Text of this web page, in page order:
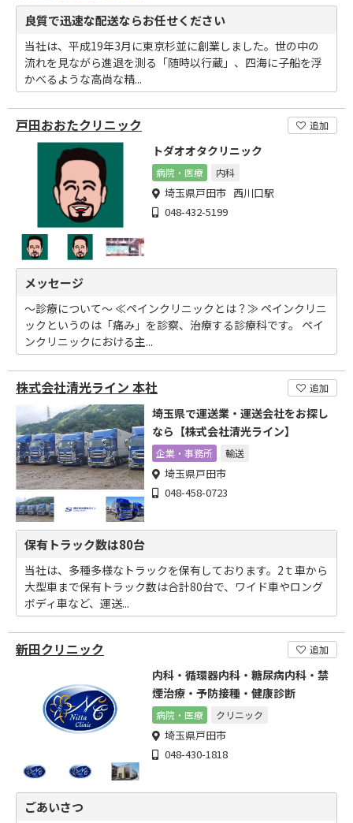
良質で迅速な配送ならお任せください
当社は、平成19年3月に東京杉並に創業しました。世の中の
流れを見ながら進退を測る「随時以行蔵」、四海に子船を浮
かべるような高尚な精...
戸田おおたクリニック 追加
トダオオタクリニック
病院・医療 内科
埼玉県戸田市 西川口駅
048-432-5199
メッセージ
～診療について～ ≪ペインクリニックとは？≫ ペインクリニ
ックというのは「痛み」を診察、治療する診療科です。 ペイ
ンクリニックにおける主...
株式会社清光ライン 本社 追加
埼玉県で運送業・運送会社をお探し
なら【株式会社清光ライン】
企業・事務所 輸送
埼玉県戸田市
048-458-0723
保有トラック数は80台
当社は、多種多様なトラックを保有しております。2ｔ車から
大型車まで保有トラック数は合計80台で、ワイド車やロング
ボディ車など、運送...
新田クリニック 追加
内科・循環器内科・糖尿病内科・禁
煙治療・予防接種・健康診断
病院・医療 クリニック
埼玉県戸田市
048-430-1818
ごあいさつ